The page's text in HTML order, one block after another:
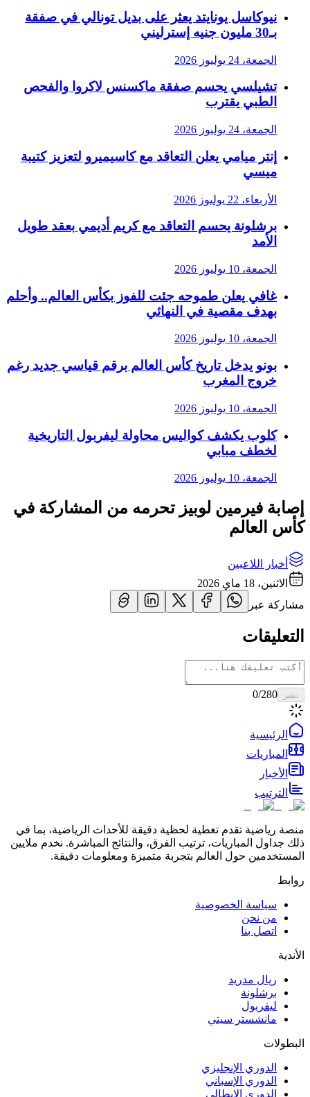
نيوكاسل يونايتد يعثر على بديل تونالي في صفقة
بـ30 مليون جنيه إسترليني
الجمعة، 24 يوليوز 2026
تشيلسي يحسم صفقة ماكسنس لاكروا والفحص
الطبي يقترب
الجمعة، 24 يوليوز 2026
إنتر ميامي يعلن التعاقد مع كاسيميرو لتعزيز كتيبة
ميسي
الأربعاء، 22 يوليوز 2026
برشلونة يحسم التعاقد مع كريم أديمي بعقد طويل
الأمد
الجمعة، 10 يوليوز 2026
غافي يعلن طموحه جئت للفوز بكأس العالم.. وأحلم
بهدف مقصية في النهائي
الجمعة، 10 يوليوز 2026
بونو يدخل تاريخ كأس العالم برقم قياسي جديد رغم
خروج المغرب
الجمعة، 10 يوليوز 2026
كلوب يكشف كواليس محاولة ليفربول التاريخية
لخطف مبابي
الجمعة، 10 يوليوز 2026
إصابة فيرمين لوبيز تحرمه من المشاركة في
كأس العالم
أخبار اللاعبين
الاثنين، 18 ماي 2026
مشاركة عبر
التعليقات
نشر 0/280
الرئيسية
المباريات
الأخبار
الترتيب
منصة رياضية تقدم تغطية لحظية دقيقة للأحداث الرياضية، بما في
ذلك جداول المباريات، ترتيب الفرق، والنتائج المباشرة. نخدم ملايين
المستخدمين حول العالم بتجربة متميزة ومعلومات دقيقة.
روابط
سياسة الخصوصية
من نحن
اتصل بنا
الأندية
ريال مدريد
برشلونة
ليفربول
مانشستر سيتي
البطولات
الدوري الإنجليزي
الدوري الإسباني
الدوري الإيطالي